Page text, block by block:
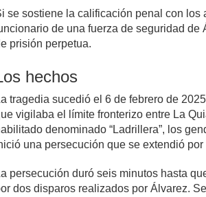
se sostiene la calificación penal con
de una fuerza de seguridad
prisión perpetua.
hechos
tragedia sucedió el 6 de febrero de
vigilaba el límite fronterizo entre La
denominado “Ladrillera”, los
una persecución que se extendió
persecución duró seis minutos hasta
dos disparos realizados por Álvarez.